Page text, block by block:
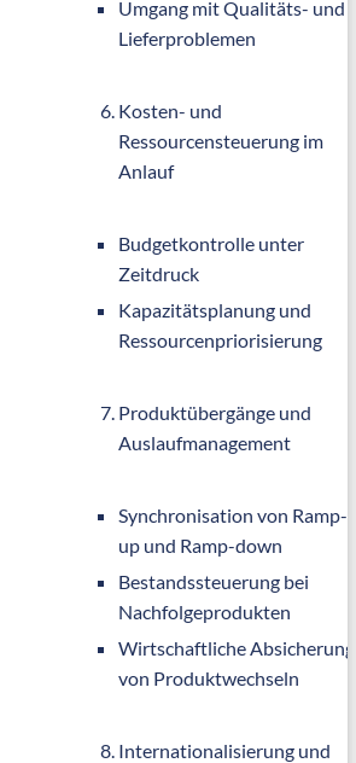
Umgang mit Qualitäts- und
Lieferproblemen
Kosten- und
Ressourcensteuerung im
Anlauf
Budgetkontrolle unter
Zeitdruck
Kapazitätsplanung und
Ressourcenpriorisierung
Produktübergänge und
Auslaufmanagement
Synchronisation von Ramp-
up und Ramp-down
Bestandssteuerung bei
Nachfolgeprodukten
Wirtschaftliche Absicherung
von Produktwechseln
Internationalisierung und